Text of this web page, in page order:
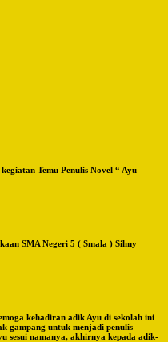
Temu Penulis Novel “ Ayu
SMA Negeri 5 ( Smala ) Silmy
kehadiran adik Ayu di sekolah ini
gampang untuk menjadi penulis
sesui namanya, akhirnya kepada adik-